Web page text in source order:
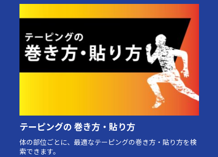
テーピングの 巻き方・貼り方
体の部位ごとに、最適なテーピングの巻き方・貼り方を検
索できます。